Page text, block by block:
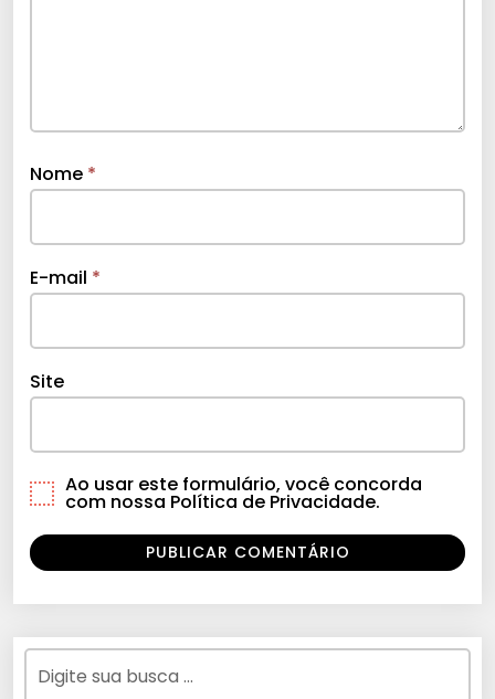
Nome *
E-mail *
Site
Ao usar este formulário, você concorda
com nossa Política de Privacidade.